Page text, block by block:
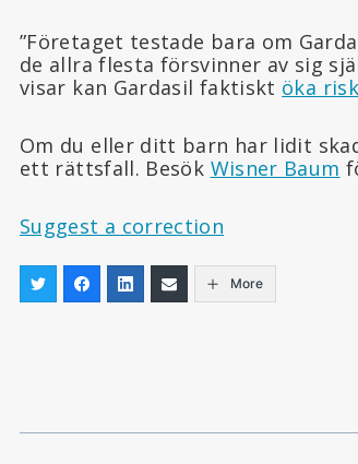
”Företaget testade bara om
de allra flesta försvinner av sig
visar kan Gardasil faktiskt öka
Om du eller ditt barn har lidit
ett rättsfall. Besök Wisner Baum
Suggest a correction
More